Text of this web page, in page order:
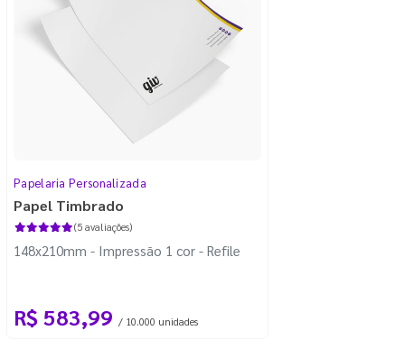
Papelaria Personalizada
Papel Timbrado
(5 avaliações)
148x210mm - Impressão 1 cor - Refile
R$ 583,99 / 10.000 unidades